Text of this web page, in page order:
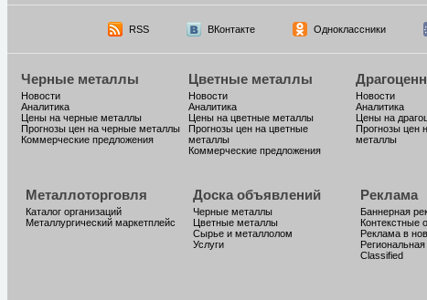
RSS ВКонтакте Одноклассники
Черные металлы
Новости
Аналитика
Цены на черные металлы
Прогнозы цен на черные металлы
Коммерческие предложения
Цветные металлы
Новости
Аналитика
Цены на цветные металлы
Прогнозы цен на цветные
металлы
Коммерческие предложения
Новости
Аналитика
Цены на
Прогнозы цен
металлы
Металлоторговля
Каталог организаций
Металлургический маркетплейс
Доска объявлений
Черные металлы
Цветные металлы
Сырье и металлолом
Услуги
Реклама
Баннерная
Контекстные
Реклама в
Classified